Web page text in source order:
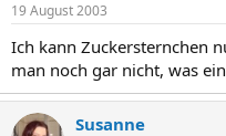
19 August 2003
Ich kann Zuckersternchen
man noch gar nicht, was
Susanne